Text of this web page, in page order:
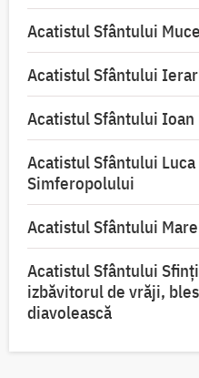
Acatistul Sfântului
Acatistul Sfântului
Acatistul Sfântului Ioan
Acatistul Sfântului
Simferopolului
Acatistul Sfântului
Acatistul Sfântului
izbăvitorul de vrăji,
diavolească